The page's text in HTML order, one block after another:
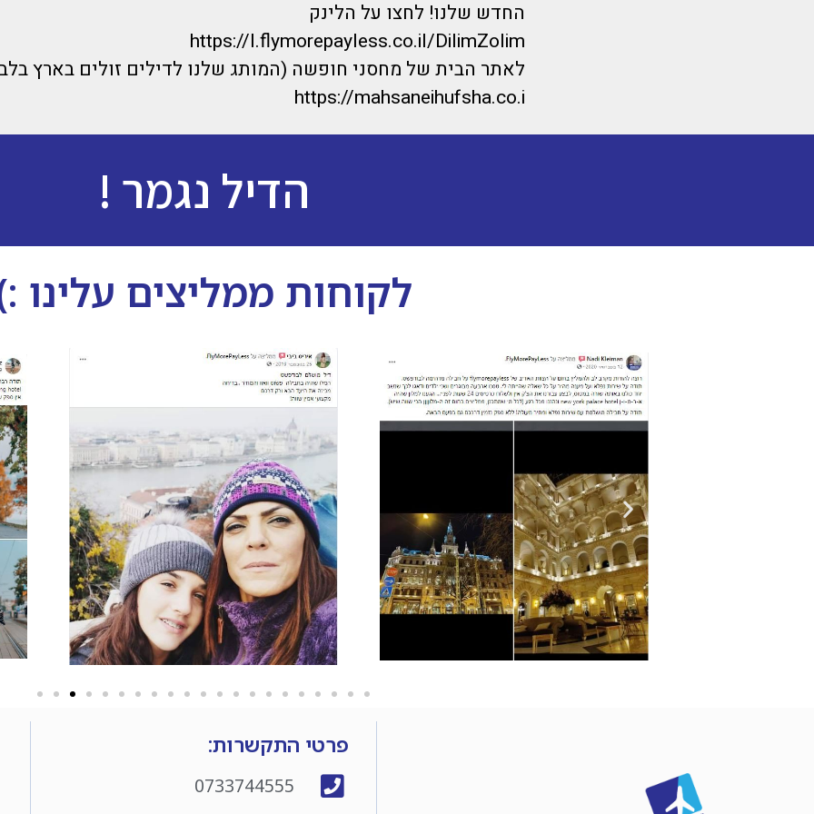
החדש שלנו! לחצו על הלינק
https://l.flymorepayless.co.il/DilimZolim
לאתר הבית של מחסני חופשה (המותג שלנו לדילים זולים בארץ
https://mahsaneihufsha.co.i
הדיל נגמר !
לקוחות ממליצים עלינו
פרטי התקשרות:
0733744555